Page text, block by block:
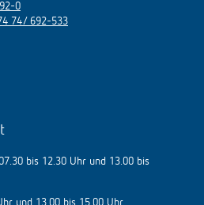
0
74/ 692-533
bis 12.30 Uhr und 13.00 bis